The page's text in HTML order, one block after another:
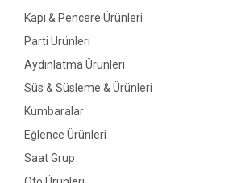
Kapı & Pencere Ürünleri
Parti Ürünleri
Aydınlatma Ürünleri
Süs & Süsleme & Ürünleri
Kumbaralar
Eğlence Ürünleri
Saat Grup